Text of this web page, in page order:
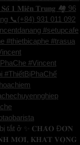
𝟏 𝐌𝐢𝐞̂̀𝐧 𝐓𝐫𝐮𝐧𝐠 🏘️ 96
📞(+84) 931 011 092
#setupcafe
#thietbicaphe #trasua
#Vincent
#ThiếtBịPhaChế
tắt ở ✨ 𝐂𝐇𝐀̀𝐎 Đ𝐎́𝐍
𝐌𝐎̛́𝐈, 𝐊𝐇𝐀́𝐓 𝐕𝐎̣𝐍𝐆